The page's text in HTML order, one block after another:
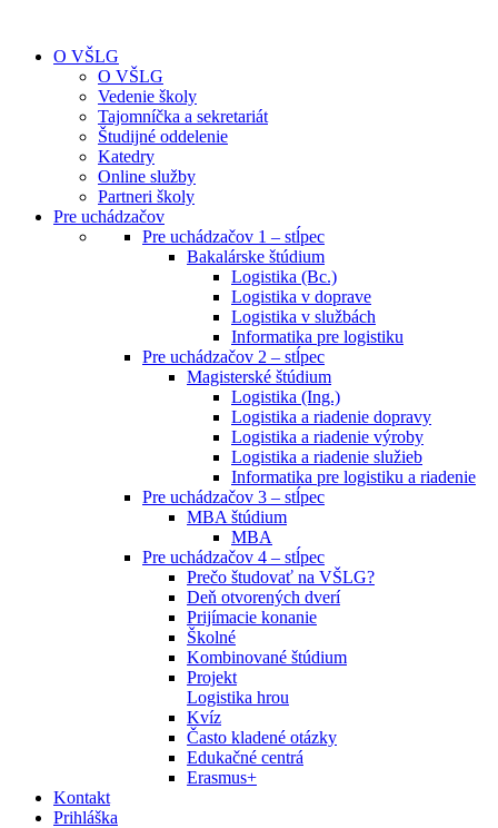
O VŠLG
O VŠLG
Vedenie školy
Tajomníčka a sekretariát
Študijné oddelenie
Katedry
Online služby
Partneri školy
Pre uchádzačov
Pre uchádzačov 1 – stĺpec
Bakalárske štúdium
Logistika (Bc.)
Logistika v doprave
Logistika v službách
Informatika pre logistiku
Pre uchádzačov 2 – stĺpec
Magisterské štúdium
Logistika (Ing.)
Logistika a riadenie dopravy
Logistika a riadenie výroby
Logistika a riadenie služieb
Informatika pre logistiku a riadenie
Pre uchádzačov 3 – stĺpec
MBA štúdium
MBA
Pre uchádzačov 4 – stĺpec
Prečo študovať na VŠLG?
Deň otvorených dverí
Prijímacie konanie
Školné
Kombinované štúdium
Projekt
Logistika hrou
Kvíz
Často kladené otázky
Edukačné centrá
Erasmus+
Kontakt
Prihláška